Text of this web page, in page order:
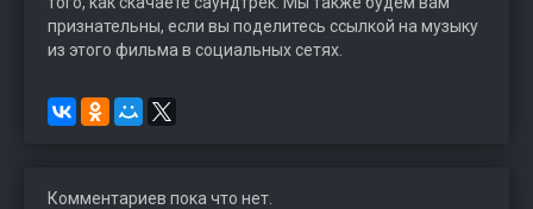
признательны, если вы поделитесь ссылкой на музыку
из этого фильма в социальных сетях.
Комментариев пока что нет.